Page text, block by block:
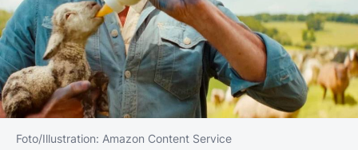
Foto/Illustration: Amazon Content Service